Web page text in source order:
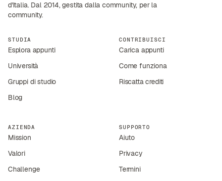
d'Italia. Dal 2014, gestita dalla community, per la
community.
STUDIA
Esplora appunti
Università
Gruppi di studio
Blog
CONTRIBUISCI
Carica appunti
Come funziona
Riscatta crediti
AZIENDA
Mission
Valori
Challenge
SUPPORTO
Aiuto
Privacy
Termini